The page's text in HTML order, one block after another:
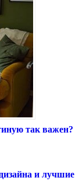
так важен?
и лучшие